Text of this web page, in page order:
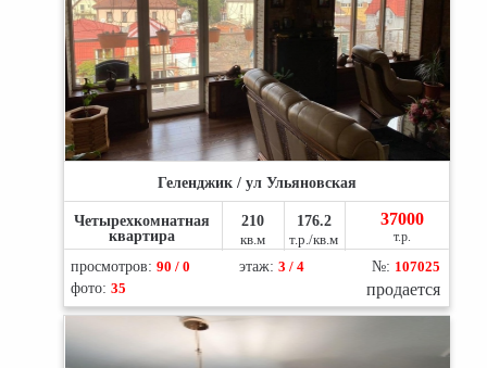
Геленджик / ул Ульяновская
Четырехкомнатная
квартира
210
кв.м
176.2
т.р./кв.м
37000
т.р.
просмотров:90 / 0 этаж:3 / 4 №: 107025
фото:35 продается